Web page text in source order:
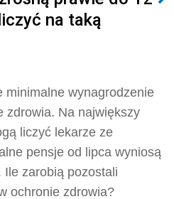
na taką
minimalne wynagrodzenie
zdrowia. Na największy
liczyć lekarze ze
pensje od lipca wyniosą
Ile zarobią pozostali
ochronie zdrowia?